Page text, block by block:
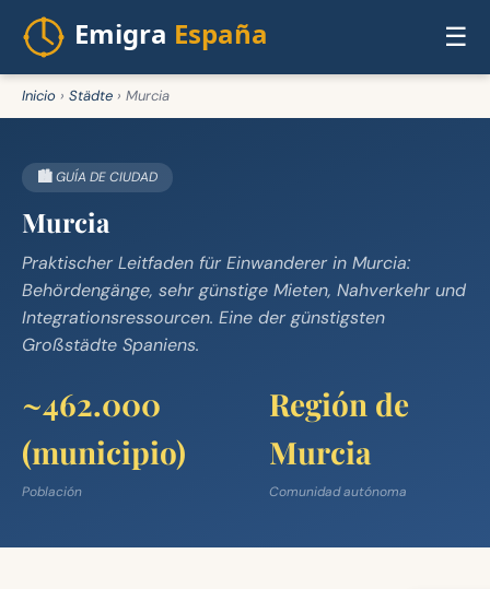
☰
Inicio › Städte › Murcia
🏙️ GUÍA DE CIUDAD
Murcia
Praktischer Leitfaden für Einwanderer in Murcia:
Behördengänge, sehr günstige Mieten, Nahverkehr und
Integrationsressourcen. Eine der günstigsten
Großstädte Spaniens.
~462.000
(municipio)
Población
Región de
Murcia
Comunidad autónoma